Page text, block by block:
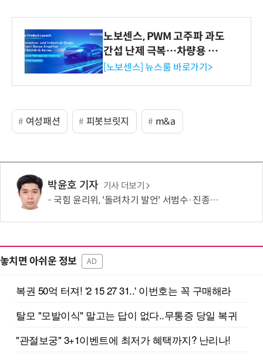
노보센스, PWM 고주파 과도
간섭 난제 극복…차량용 전
류 감지 증폭기
[노보센스] 뉴스룸 바로가기>
여성패션 피봇브릿지 m&a
박윤호 기자 기사 더보기
국힘 윤리위, '돌려차기 발언' 서범수·진종오 징계 절차 개시
놓치면 아쉬운 정보 AD